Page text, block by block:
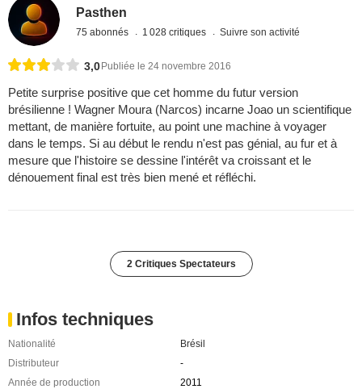
Pasthen
75 abonnés 1 028 critiques Suivre son activité
3,0Publiée le 24 novembre 2016
Petite surprise positive que cet homme du futur version
brésilienne ! Wagner Moura (Narcos) incarne Joao un scientifique
mettant, de manière fortuite, au point une machine à voyager
dans le temps. Si au début le rendu n'est pas génial, au fur et à
mesure que l'histoire se dessine l'intérêt va croissant et le
dénouement final est très bien mené et réfléchi.
2 Critiques Spectateurs
Infos techniques
Nationalité
Brésil
Distributeur
-
Année de production
2011